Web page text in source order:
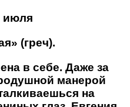
июля
(греч).
в себе. Даже за
манерой
на